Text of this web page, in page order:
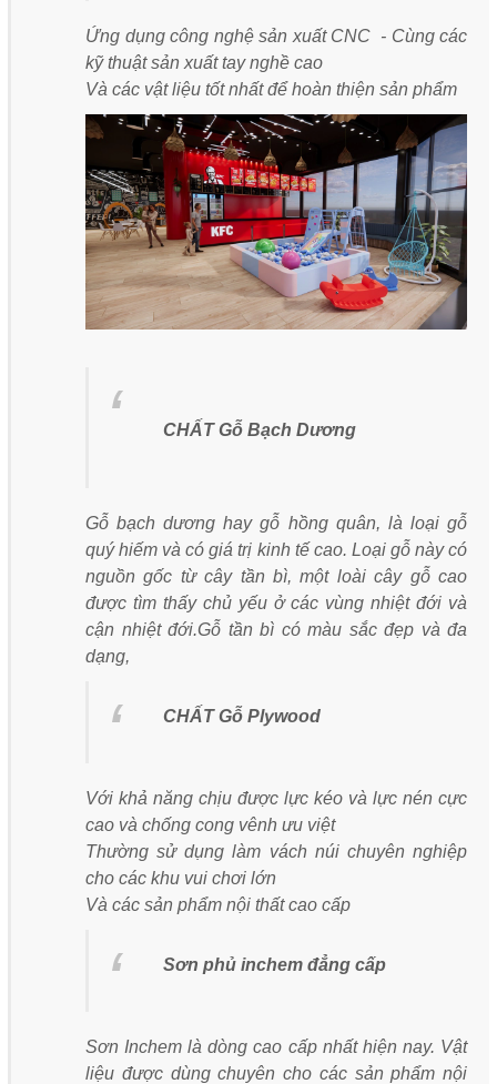
Ứng dụng công nghệ sản xuất CNC - Cùng các
kỹ thuật sản xuất tay nghề cao
Và các vật liệu tốt nhất để hoàn thiện sản phẩm
CHẤT Gỗ Bạch Dương
Gỗ bạch dương hay gỗ hồng quân, là loại gỗ
quý hiếm và có giá trị kinh tế cao. Loại gỗ này có
nguồn gốc từ cây tần bì, một loài cây gỗ cao
được tìm thấy chủ yếu ở các vùng nhiệt đới và
cận nhiệt đới.Gỗ tần bì có màu sắc đẹp và đa
dạng,
CHẤT Gỗ Plywood
Với khả năng chịu được lực kéo và lực nén cực
cao và chống cong vênh ưu việt
Thường sử dụng làm vách núi chuyên nghiệp
cho các khu vui chơi lớn
Và các sản phẩm nội thất cao cấp
Sơn phủ inchem đẳng cấp
Sơn Inchem là dòng cao cấp nhất hiện nay. Vật
liệu được dùng chuyên cho các sản phẩm nội